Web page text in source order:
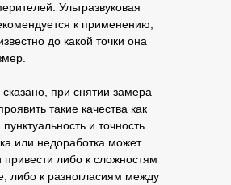
Ультразвуковая
к применению,
до какой точки она
при снятии замера
такие качества как
пунктуальность и точность.
или недоработка может
привести либо к сложностям
либо к разногласиям между